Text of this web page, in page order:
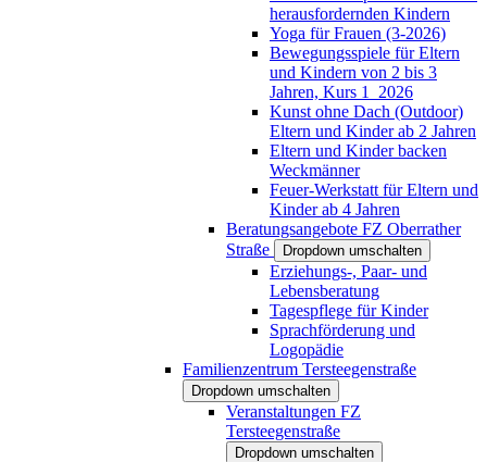
herausfordernden Kindern
Yoga für Frauen (3-2026)
Bewegungsspiele für Eltern
und Kindern von 2 bis 3
Jahren, Kurs 1_2026
Kunst ohne Dach (Outdoor)
Eltern und Kinder ab 2 Jahren
Eltern und Kinder backen
Weckmänner
Feuer-Werkstatt für Eltern und
Kinder ab 4 Jahren
Beratungsangebote FZ Oberrather
Straße
Dropdown umschalten
Erziehungs-, Paar- und
Lebensberatung
Tagespflege für Kinder
Sprachförderung und
Logopädie
Familienzentrum Tersteegenstraße
Dropdown umschalten
Veranstaltungen FZ
Tersteegenstraße
Dropdown umschalten